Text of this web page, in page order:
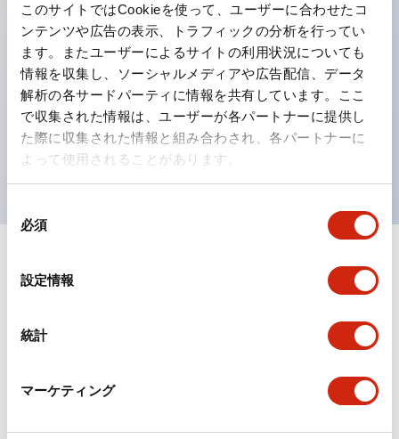
このサイトではCookieを使って、ユーザーに合わせたコ
ンテンツや広告の表示、トラフィックの分析を行ってい
ます。またユーザーによるサイトの利用状況についても
情報を収集し、ソーシャルメディアや広告配信、データ
解析の各サードパーティに情報を共有しています。ここ
で収集された情報は、ユーザーが各パートナーに提供し
た際に収集された情報と組み合わされ、各パートナーに
よって使用されることがあります。
必須
設定情報
統計
マーケティング
丸形圧着端子の配線工数を大幅に削減。（パイロットラ
イトのダイレクトタイプを除く）
ひとつで6色の役をこなすLED球（LSRD球）。これま
で色ごとに分かれていたLED球を、1色のLED球で各色
を表現できるようにしました。
UL、CSA、TÜV、CCC認証品。
ドキュメントとファイル
カタログ
（日本語）